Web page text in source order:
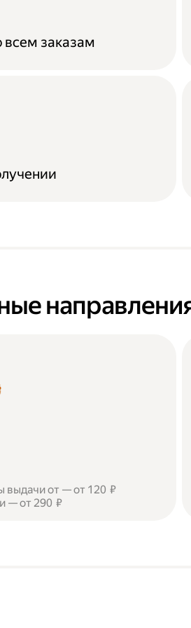
всем заказам
выдачи от — от 120 ₽
— от 290 ₽